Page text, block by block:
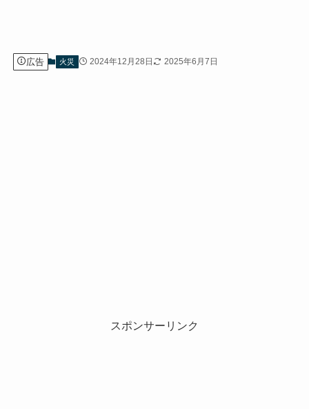
広告 火災 2024年12月28日 2025年6月7日
スポンサーリンク